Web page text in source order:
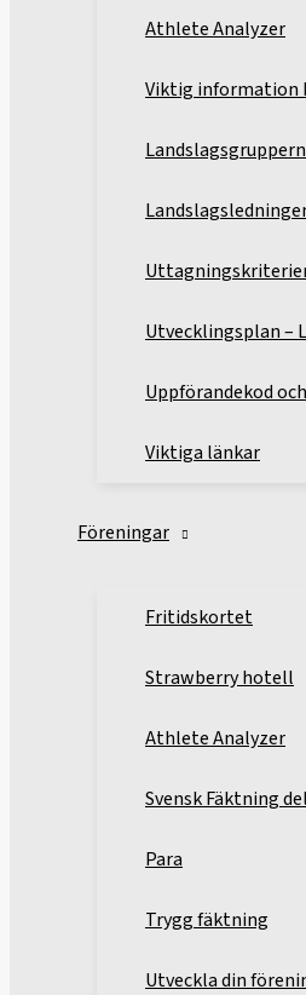
Athlete Analyzer
Viktig information
Utvecklingsplan –
Uppförandekod
Viktiga länkar
Föreningar
Fritidskortet
Strawberry hotell
Athlete Analyzer
Svensk Fäktning
Para
Trygg fäktning
Utveckla din